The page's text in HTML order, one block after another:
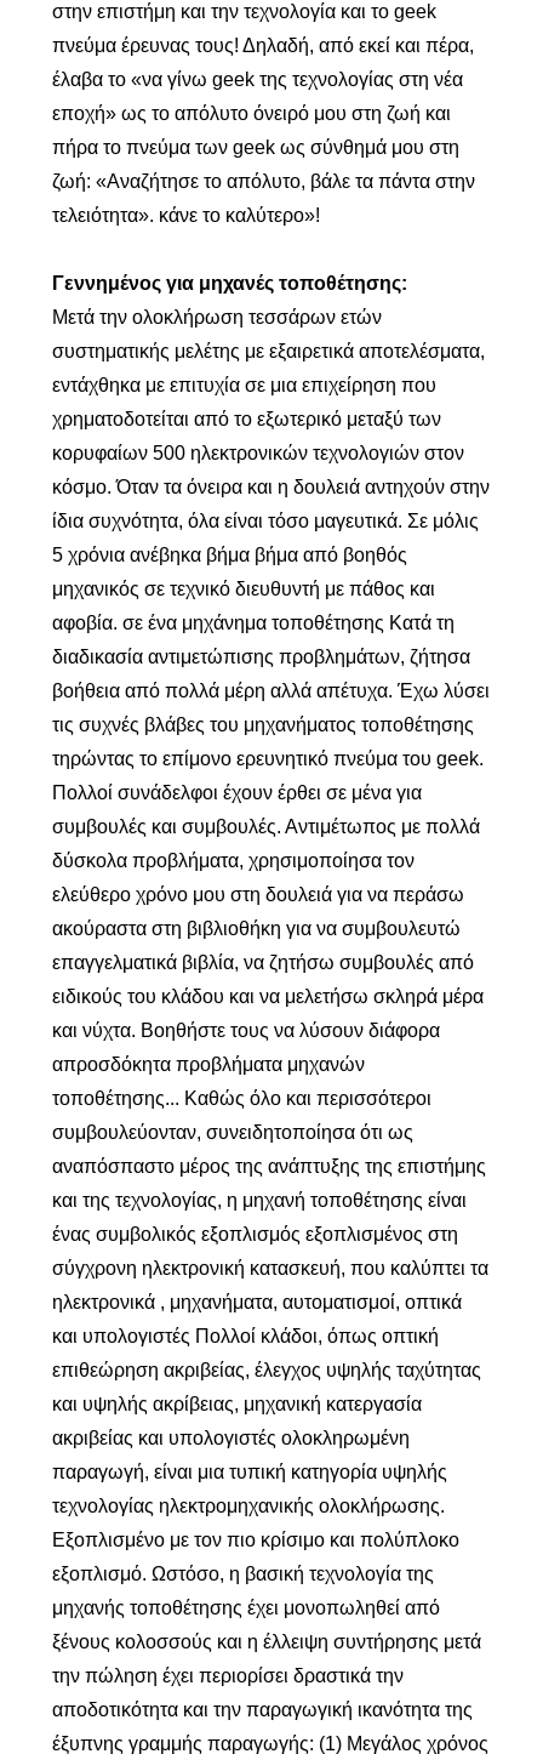
στην επιστήμη και την τεχνολογία και το geek
πνεύμα έρευνας τους! Δηλαδή, από εκεί και πέρα,
έλαβα το «να γίνω geek της τεχνολογίας στη νέα
εποχή» ως το απόλυτο όνειρό μου στη ζωή και
πήρα το πνεύμα των geek ως σύνθημά μου στη
ζωή: «Αναζήτησε το απόλυτο, βάλε τα πάντα στην
τελειότητα». κάνε το καλύτερο»!
Γεννημένος για μηχανές τοποθέτησης:
Μετά την ολοκλήρωση τεσσάρων ετών
συστηματικής μελέτης με εξαιρετικά αποτελέσματα,
εντάχθηκα με επιτυχία σε μια επιχείρηση που
χρηματοδοτείται από το εξωτερικό μεταξύ των
κορυφαίων 500 ηλεκτρονικών τεχνολογιών στον
κόσμο. Όταν τα όνειρα και η δουλειά αντηχούν στην
ίδια συχνότητα, όλα είναι τόσο μαγευτικά. Σε μόλις
5 χρόνια ανέβηκα βήμα βήμα από βοηθός
μηχανικός σε τεχνικό διευθυντή με πάθος και
αφοβία. σε ένα μηχάνημα τοποθέτησης Κατά τη
διαδικασία αντιμετώπισης προβλημάτων, ζήτησα
βοήθεια από πολλά μέρη αλλά απέτυχα. Έχω λύσει
τις συχνές βλάβες του μηχανήματος τοποθέτησης
τηρώντας το επίμονο ερευνητικό πνεύμα του geek.
Πολλοί συνάδελφοι έχουν έρθει σε μένα για
συμβουλές και συμβουλές. Αντιμέτωπος με πολλά
δύσκολα προβλήματα, χρησιμοποίησα τον
ελεύθερο χρόνο μου στη δουλειά για να περάσω
ακούραστα στη βιβλιοθήκη για να συμβουλευτώ
επαγγελματικά βιβλία, να ζητήσω συμβουλές από
ειδικούς του κλάδου και να μελετήσω σκληρά μέρα
και νύχτα. Βοηθήστε τους να λύσουν διάφορα
απροσδόκητα προβλήματα μηχανών
τοποθέτησης... Καθώς όλο και περισσότεροι
συμβουλεύονταν, συνειδητοποίησα ότι ως
αναπόσπαστο μέρος της ανάπτυξης της επιστήμης
και της τεχνολογίας, η μηχανή τοποθέτησης είναι
ένας συμβολικός εξοπλισμός εξοπλισμένος στη
σύγχρονη ηλεκτρονική κατασκευή, που καλύπτει τα
ηλεκτρονικά , μηχανήματα, αυτοματισμοί, οπτικά
και υπολογιστές Πολλοί κλάδοι, όπως οπτική
επιθεώρηση ακριβείας, έλεγχος υψηλής ταχύτητας
και υψηλής ακρίβειας, μηχανική κατεργασία
ακριβείας και υπολογιστές ολοκληρωμένη
παραγωγή, είναι μια τυπική κατηγορία υψηλής
τεχνολογίας ηλεκτρομηχανικής ολοκλήρωσης.
Εξοπλισμένο με τον πιο κρίσιμο και πολύπλοκο
εξοπλισμό. Ωστόσο, η βασική τεχνολογία της
μηχανής τοποθέτησης έχει μονοπωληθεί από
ξένους κολοσσούς και η έλλειψη συντήρησης μετά
την πώληση έχει περιορίσει δραστικά την
αποδοτικότητα και την παραγωγική ικανότητα της
έξυπνης γραμμής παραγωγής: (1) Μεγάλος χρόνος